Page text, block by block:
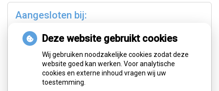
Aangesloten bij:
Deze website gebruikt cookies
Wij gebruiken noodzakelijke cookies zodat deze
website goed kan werken. Voor analytische
cookies en externe inhoud vragen wij uw
toestemming.